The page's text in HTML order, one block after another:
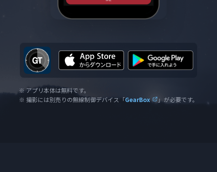
※ アプリ本体は無料です。
※ 撮影には別売りの無線制御デバイス「GearBox 」が必要です。